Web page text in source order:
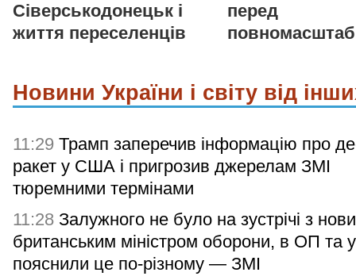
Сіверськодонецьк і
життя переселенців
перед
Новини України і світу від
11:29 Трамп заперечив інформацію про
ракет у США і пригрозив джерелам ЗМІ
тюремними термінами
11:28 Залужного не було на зустрічі з
британським міністром оборони, в ОП та
пояснили це по-різному — ЗМІ